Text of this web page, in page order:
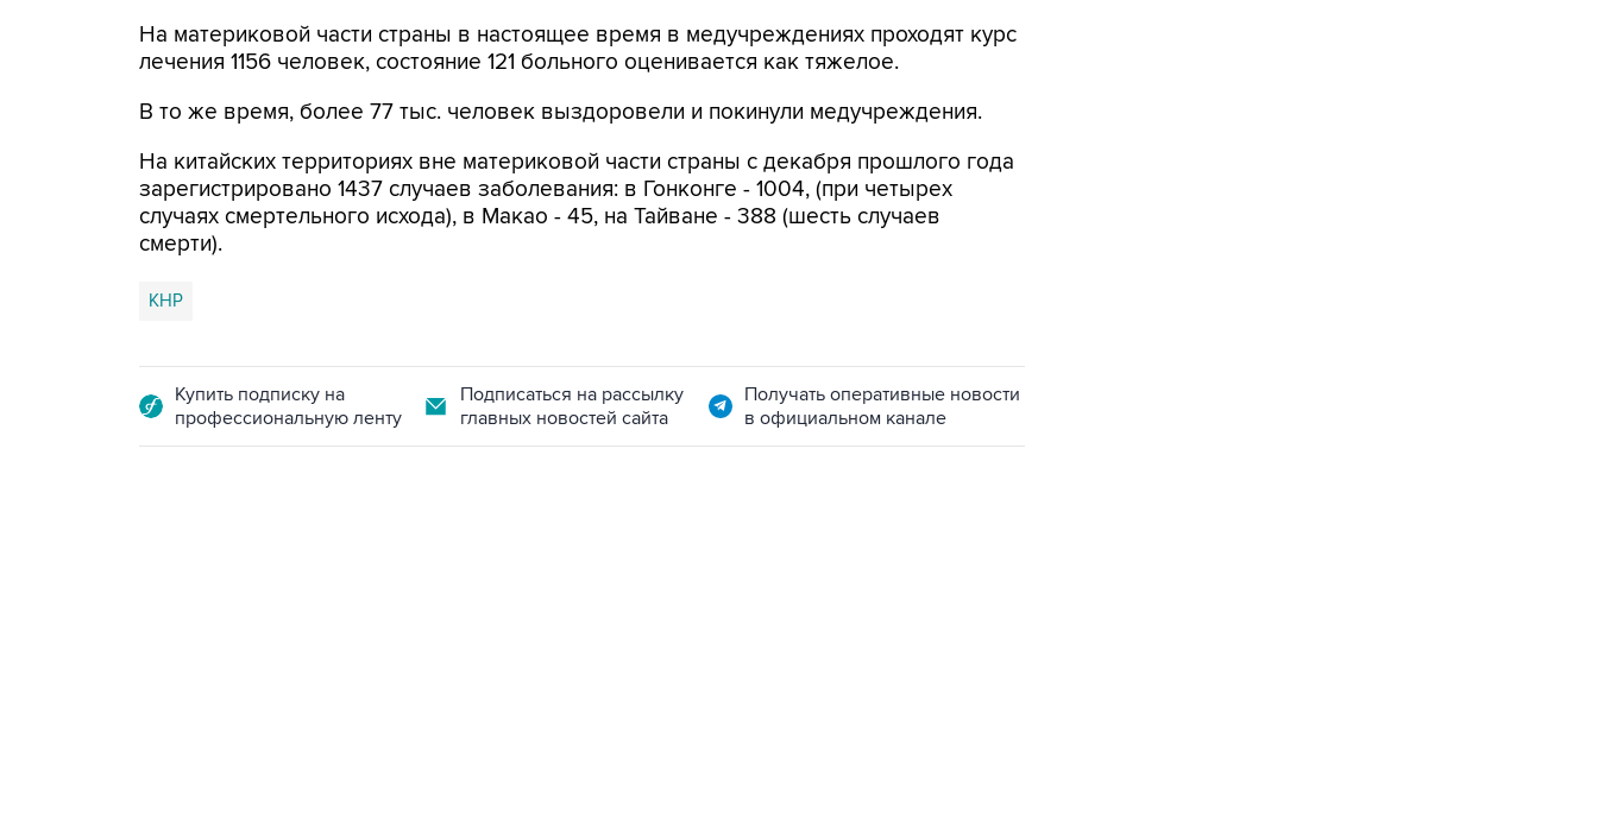
На материковой части страны в настоящее время в медучреждениях проходят курс
лечения 1156 человек, состояние 121 больного оценивается как тяжелое.
В то же время, более 77 тыс. человек выздоровели и покинули медучреждения.
На китайских территориях вне материковой части страны с декабря прошлого года
зарегистрировано 1437 случаев заболевания: в Гонконге - 1004, (при четырех
случаях смертельного исхода), в Макао - 45, на Тайване - 388 (шесть случаев
смерти).
КНР
Купить подписку на
профессиональную ленту
Подписаться на рассылку
главных новостей сайта
Получать оперативные новости
в официальном канале